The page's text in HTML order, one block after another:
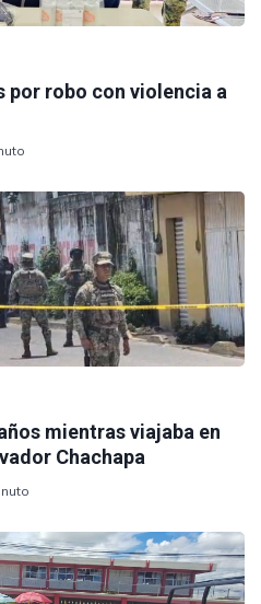
por robo con violencia a
mientras viajaba en
Chachapa